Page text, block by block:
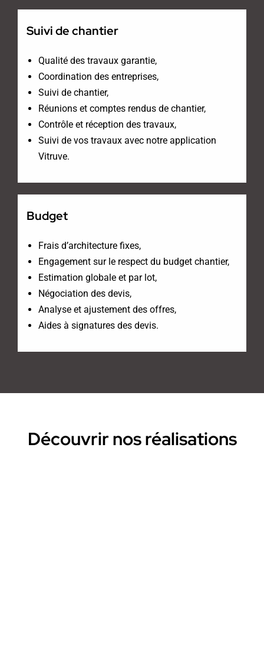
Suivi de chantier
Qualité des travaux garantie,
Coordination des entreprises,
Suivi de chantier,
Réunions et comptes rendus de chantier,
Contrôle et réception des travaux,
Suivi de vos travaux avec notre application
Vitruve.
Budget
Frais d’architecture fixes,
Engagement sur le respect du budget chantier,
Estimation globale et par lot,
Négociation des devis,
Analyse et ajustement des offres,
Aides à signatures des devis.
Découvrir nos réalisations